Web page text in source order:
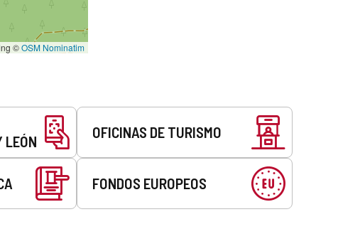
©OSM Nominatim
LEÓN
OFICINAS DE TURISMO
FONDOS EUROPEOS